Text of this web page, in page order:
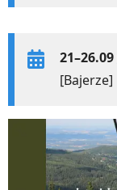
21–26.09
[Bajerze]